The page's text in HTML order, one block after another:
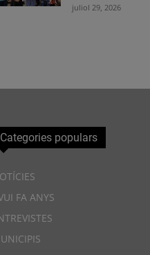
juliol 29, 2026
Categories populars
FA ANYS